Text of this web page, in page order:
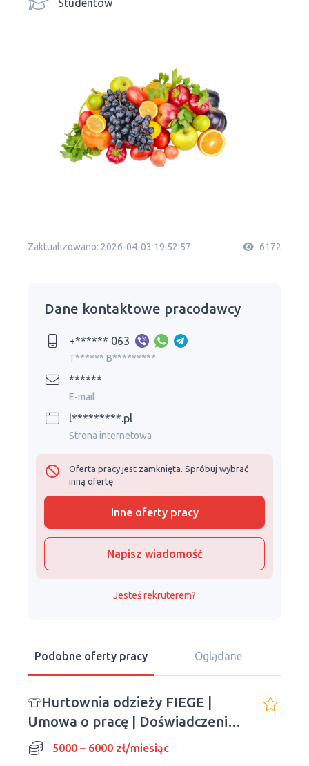
Studentów
Zaktualizowano: 2026-04-03 19:52:57 6172
Dane kontaktowe pracodawcy
+****** 063
T****** B*********
******
E-mail
l*********.pl
Strona internetowa
Oferta pracy jest zamknięta. Spróbuj wybrać
inną ofertę.
Inne oferty pracy
Napisz wiadomość
Jesteś rekruterem?
Podobne oferty pracy Oglądane
👕Hurtownia odzieży FIEGE |
Umowa o pracę | Doświadczenie
nie jest wymagane
5000 – 6000 zł/miesiąc